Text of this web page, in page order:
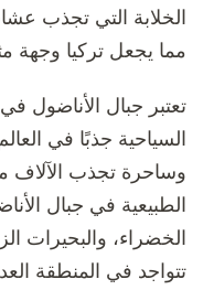
الخلابة التي تجذب
مما يجعل تركيا وجهة
تعتبر جبال الأناضول
السياحية جذبًا في
وساحرة تجذب الآلاف
الطبيعية في جبال
الخضراء، والبحيرات
تتواجد في المنطقة